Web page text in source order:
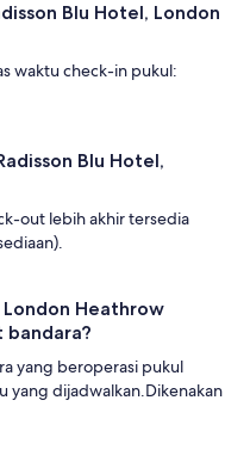
Blu Hotel, London
waktu check-in pukul:
Blu Hotel,
out lebih akhir tersedia
London Heathrow
yang beroperasi pukul
yang dijadwalkan.Dikenakan